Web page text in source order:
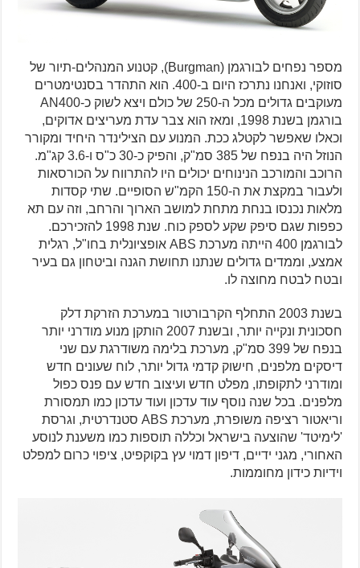
מספר נפחים לבורגמן (Burgman), קטנוע המנהלים-תיור של
סוזוקי, ואנחנו נתרכז היום ב-400. הוא התהדר בסנטימטרים
מעוקבים גדולים מכל ה-250 של כולם ויצא לשוק כ-AN400
בורגמן בשנת 1998, ומאז הוא צבר עדת מעריצים אדוקים,
וכאלו שאפשר לקטלג ככת. המנוע עם הצילינדר היחיד ומקורר
הנוזל היה בנפח של 385 סמ"ק, והפיק כ-30 כ"ס ו-3.6 קג"מ.
הרוכב והמורכב הנינוחים יכולים היו להתרווח על הכורסאות
ולעבור במקצת את ה-150 הקמ"ש הסופיים. שתי קסדות
מלאות נכנסו בנחת מתחת למושב הארוך והרחב, וזה עם תא
כפפות שגם סיפק שקע לספק כוח. שנת 1998 להזכירכם.
לבורגמן 400 הייתה מערכת ABS אופציונלית בחו"ל, רגלית
אמצע, וממדים גדולים שנתנו תחושת הגנה וביטחון גם בעיר
ובטח לבטח מחוצה לו.
בשנת 2003 התחלף הקרבורטור במערכת הזרקת דלק
חסכונית ונקייה יותר, ובשנת 2007 הותקן מנוע מודרני יותר
בנפח של 399 סמ"ק, מערכת בלימה משודרגת עם שני
דיסקים מלפנים, חישוק קדמי גדול יותר, לוח שעונים חדש
ומודרני לתקופתו, מפלט חדש ועיצוב חדש עם פנס כפול
מלפנים. בכל שנה נוסף עוד עדכון ועוד עדכון כמו תמסורת
וריאטור רציפה משופרת, מערכת ABS סטנדרטית, וגרסת
'לימיטד' שהוצעה בישראל וכללה תוספות כמו משענת לנוסע
האחורי, מגני ידיים, דיפון דמוי עץ בקוקפיט, ציפוי כרום למפלט
וידיות כידון מחוממות.